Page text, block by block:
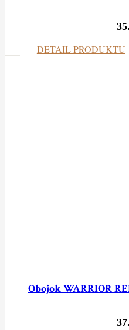
DETAIL PRODUKTU
Obojok WARRIOR